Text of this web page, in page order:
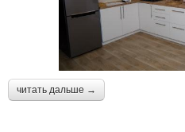
читать дальше →